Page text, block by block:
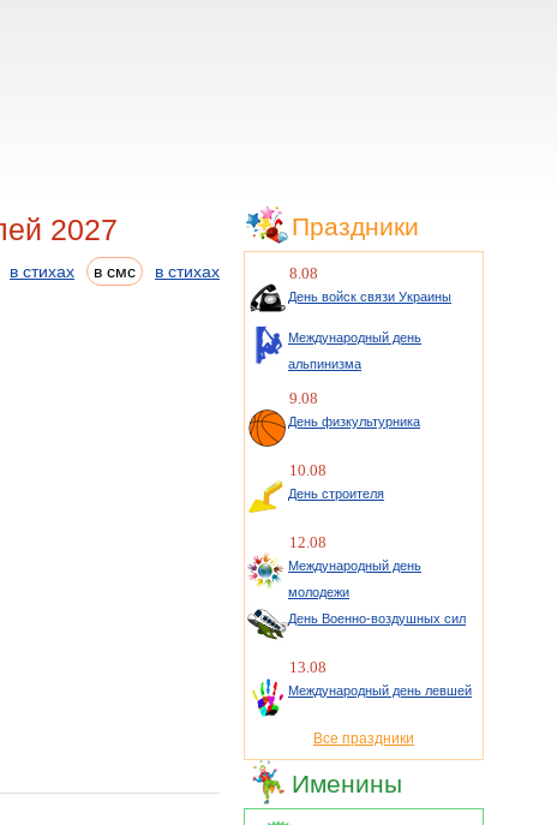
2027
в стихах в смс в стихах
Праздники
8.08
День войск связи Украины
Международный день
альпинизма
9.08
День физкультурника
10.08
День строителя
12.08
Международный день
молодежи
День Военно-воздушных сил
13.08
Международный день левшей
Все праздники
Именины